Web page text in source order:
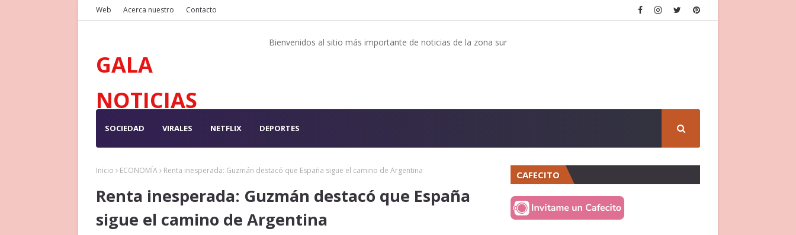
Web Acerca nuestro Contacto
GALA
NOTICIAS
Bienvenidos al sitio más importante de noticias de la zona sur
SOCIEDAD VIRALES NETFLIX DEPORTES
Inicio ECONOMÍA Renta inesperada: Guzmán destacó que España sigue el camino de Argentina
Renta inesperada: Guzmán destacó que España
sigue el camino de Argentina
CAFECITO